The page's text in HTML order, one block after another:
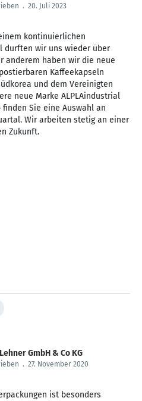
. 20. Juli 2023
kontinuierlichen
durften wir uns wieder über
anderem haben wir die neue
Kaffeekapseln
und dem Vereinigten
neue Marke ALPLAindustrial
Sie eine Auswahl an
Wir arbeiten stetig an einer
Zukunft.
GmbH & Co KG
. 27. November 2020
ist besonders